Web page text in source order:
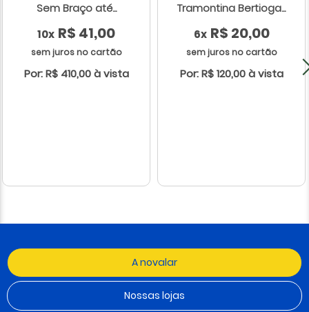
Sem Braço até...
10x R$ 41,00
sem juros no cartão
Por: R$ 410,00 à vista
Tramontina Bertioga...
6x R$ 20,00
sem juros no cartão
Por: R$ 120,00 à vista
A novalar
Nossas lojas